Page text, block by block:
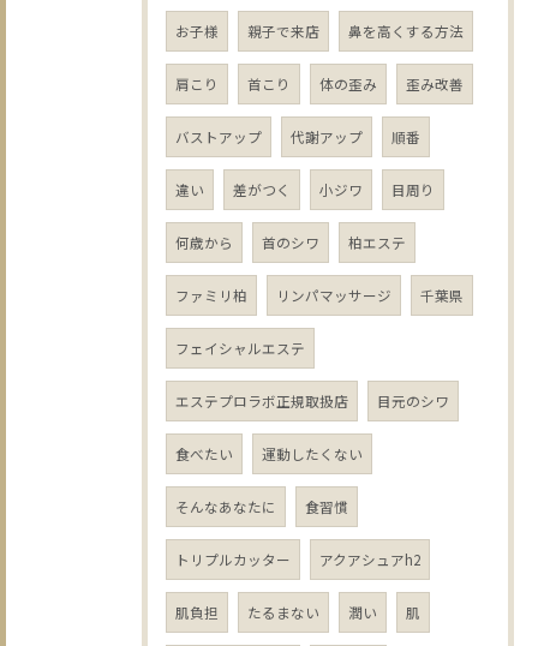
お子様 親子で来店 鼻を高くする方法
肩こり 首こり 体の歪み 歪み改善
バストアップ 代謝アップ 順番
違い 差がつく 小ジワ 目周り
何歳から 首のシワ 柏エステ
ファミリ柏 リンパマッサージ 千葉県
フェイシャルエステ
エステプロラボ正規取扱店 目元のシワ
食べたい 運動したくない
そんなあなたに 食習慣
トリプルカッター アクアシュアh2
肌負担 たるまない 潤い 肌